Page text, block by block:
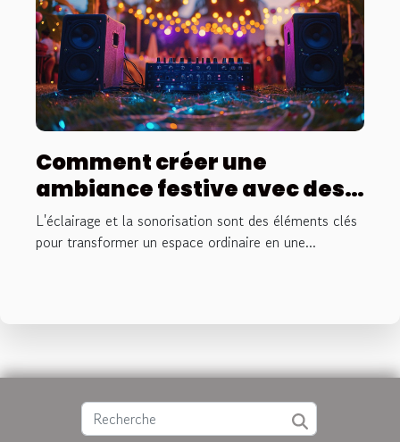
Comment créer une
ambiance festive avec des
éclairages et sonorisation
L'éclairage et la sonorisation sont des éléments clés
pour transformer un espace ordinaire en une...